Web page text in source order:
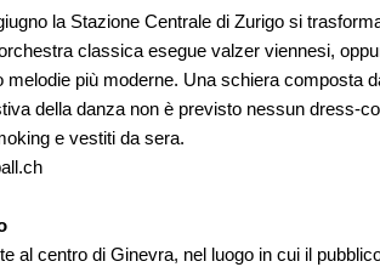
la Stazione Centrale di Zurigo si
classica esegue valzer viennesi,
melodie più moderne. Una schiera composta
della danza non è previsto nessun dress-
e vestiti da sera.
al centro di Ginevra, nel luogo in cui il